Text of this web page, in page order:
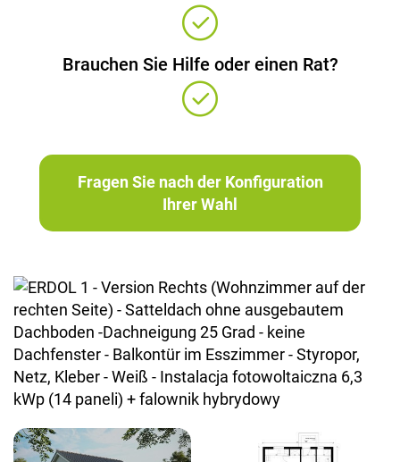
Brauchen Sie Hilfe oder einen Rat?
Fragen Sie nach der Konfiguration
Ihrer Wahl